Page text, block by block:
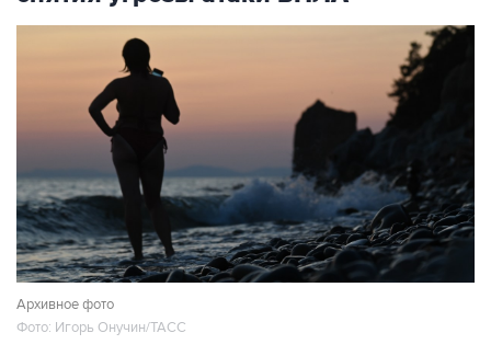
Архивное фото
Фото: Игорь Онучин/ТАСС